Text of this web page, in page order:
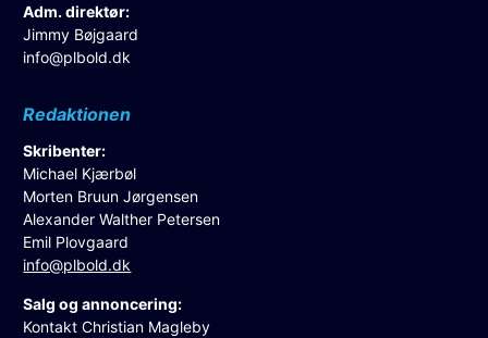
Adm. direktør:
Jimmy Bøjgaard
info@plbold.dk
Redaktionen
Skribenter:
Michael Kjærbøl
Morten Bruun Jørgensen
Alexander Walther Petersen
Emil Plovgaard
info@plbold.dk
Salg og annoncering:
Kontakt Christian Magleby